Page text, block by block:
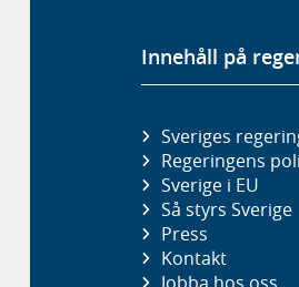
Innehåll på
Sveriges
Regeringens
Sverige i EU
Så styrs Sverige
Press
Kontakt